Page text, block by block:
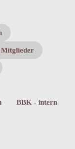
Mitglieder
BBK - intern